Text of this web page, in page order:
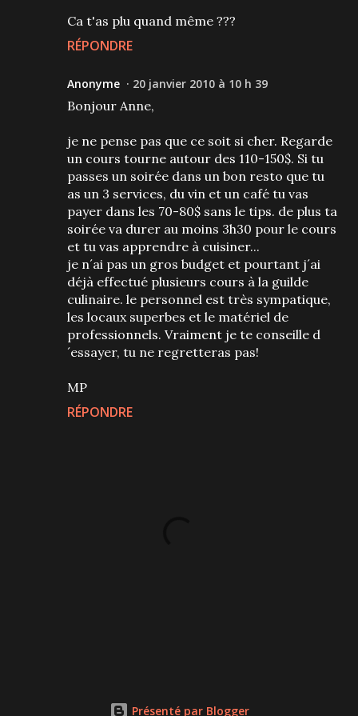
Ca t'as plu quand même ???
RÉPONDRE
Anonyme 20 janvier 2010 à 10 h 39
Bonjour Anne,
je ne pense pas que ce soit si cher. Regarde
un cours tourne autour des 110-150$. Si tu
passes un soirée dans un bon resto que tu
as un 3 services, du vin et un café tu vas
payer dans les 70-80$ sans le tips. de plus ta
soirée va durer au moins 3h30 pour le cours
et tu vas apprendre à cuisiner...
je n´ai pas un gros budget et pourtant j´ai
déjà effectué plusieurs cours à la guilde
culinaire. le personnel est très sympatique,
les locaux superbes et le matériel de
professionnels. Vraiment je te conseille d
´essayer, tu ne regretteras pas!
MP
RÉPONDRE
Présenté par Blogger